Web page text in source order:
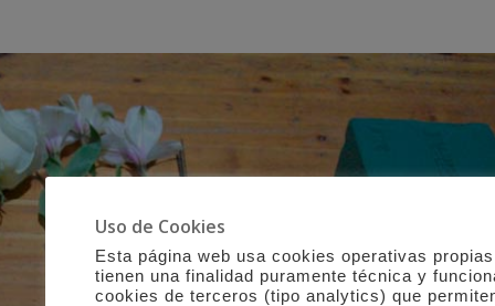
Uso de Cookies
Esta página web usa cookies operativas
tienen una finalidad puramente técnica y
cookies de terceros (tipo analytics) que